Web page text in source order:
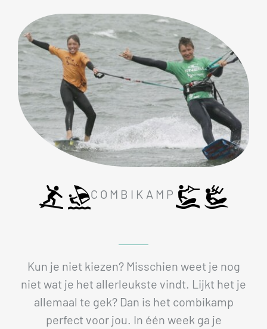
COMBIKAMP
Kun je niet kiezen? Misschien weet je nog
niet wat je het allerleukste vindt. Lijkt het je
allemaal te gek? Dan is het combikamp
perfect voor jou. In één week ga je